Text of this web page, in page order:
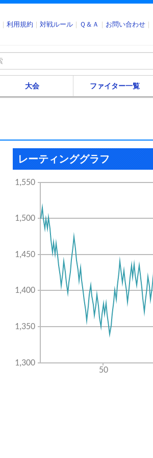
利用規約 対戦ルール Ｑ＆Ａ お問い合わせ
大会 ファイター一覧
レーティンググラフ